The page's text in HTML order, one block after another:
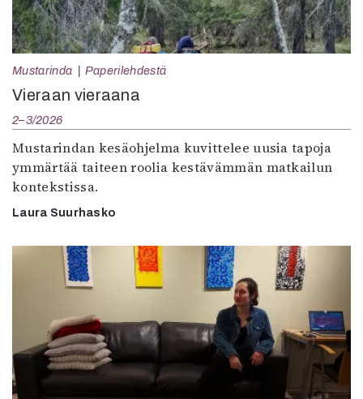
Mustarinda Paperilehdestä
Vieraan vieraana
2–3/2026
Mustarindan kesäohjelma kuvittelee uusia tapoja
ymmärtää taiteen roolia kestävämmän matkailun
kontekstissa.
Laura Suurhasko